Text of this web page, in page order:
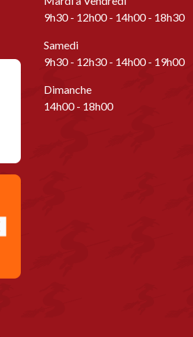
9h30 - 12h00 - 14h00 - 18h30
Samedi
9h30 - 12h30 - 14h00 - 19h00
Dimanche
14h00 - 18h00